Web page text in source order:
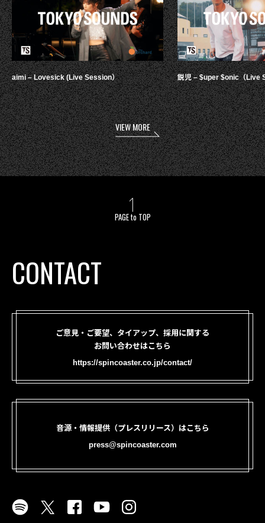
aimi – Lovesick (Live Session） 鋭児 – $uper $onic（Live
VIEW MORE
PAGE to TOP
CONTACT
ご意見・ご要望、タイアップ、採用に関する
お問い合わせはこちら
https://spincoaster.co.jp/contact/
音源・情報提供（プレスリリース）はこちら
press@spincoaster.com